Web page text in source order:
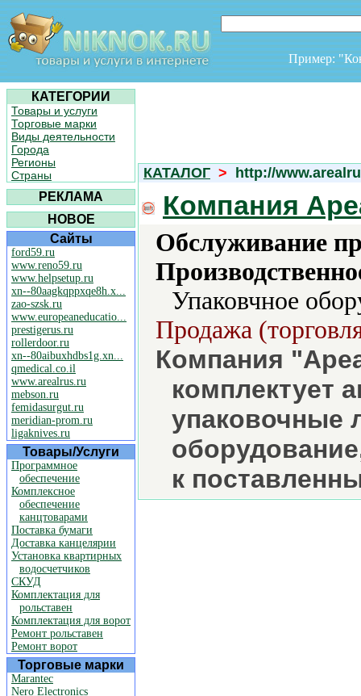
Пример:
КАТЕГОРИИ
Товары и услуги
Торговые марки
Виды деятельности
Города
Регионы
Страны
РЕКЛАМА
НОВОЕ
Сайты
ford59.ru
www.reno59.ru
www.helpsetup.ru
xn--80aagkqppxqe8h.x...
zao-szsk.ru
www.europeaneducatio...
prestigerus.ru
rollerdoor.ru
xn--80aibuxhdbs1g.xn...
qmedical.co.il
www.arealrus.ru
mebson.ru
femidasurgut.ru
meridian-prom.ru
ligaknives.ru
Товары/Услуги
Программное
обеспечение
Комплексное
обеспечение
канцтоварами
Поставка бумаги
Доставка канцелярии
Установка квартирных
водосчетчиков
СКУД
Комплектация для
рольставен
Комплектация для ворот
Ремонт рольставен
Ремонт ворот
Торговые марки
Marantec
Nero Electronics
КАТАЛОГ > http://
Компания
Обслуживание
Упаковчное
Продажа
Компания
комплектует
упаковочные
к